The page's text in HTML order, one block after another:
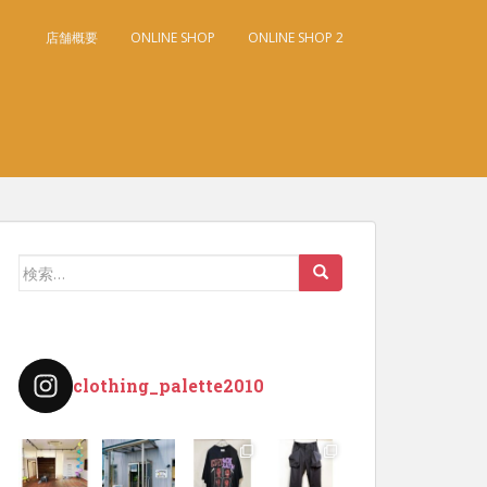
店舗概要 ONLINE SHOP ONLINE SHOP 2
検
clothing_palette2010